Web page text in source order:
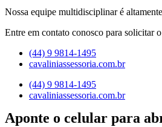
Nossa equipe multidisciplinar é
Entre em contato conosco para solicitar o
(44) 9 9814-1495
cavaliniassessoria.com.br
(44) 9 9814-1495
cavaliniassessoria.com.br
Aponte o celular para